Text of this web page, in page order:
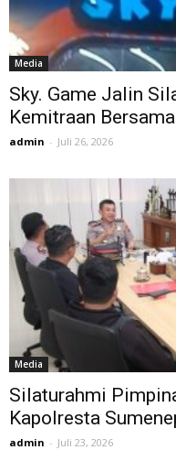
Media
Sky. Game Jalin
Kemitraan
admin - Juli 26, 2026
Media
Silaturahmi
Kapolresta
admin - Juli 23, 2026